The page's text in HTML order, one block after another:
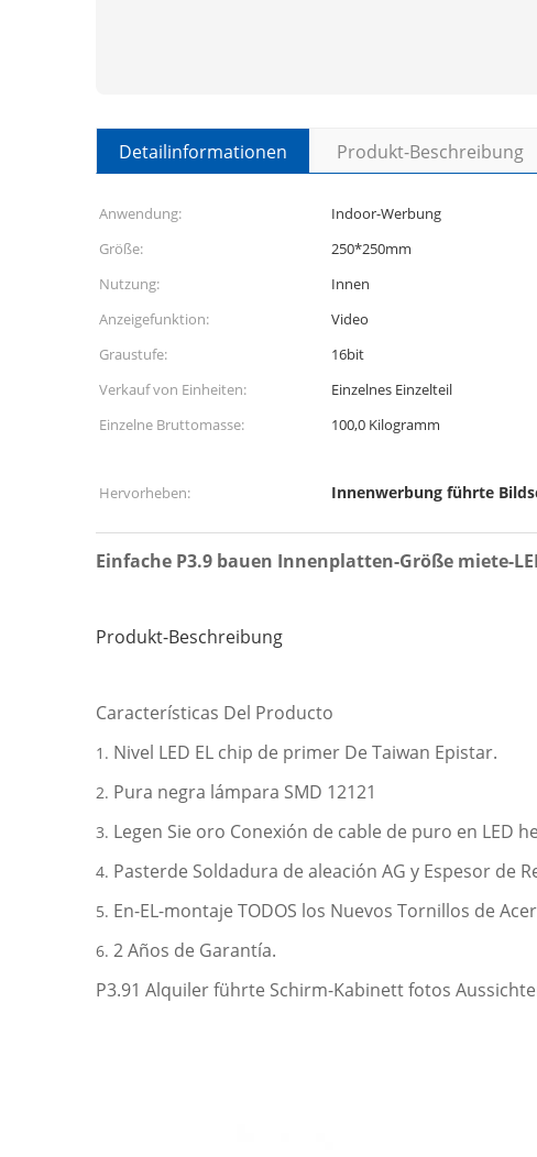
Detailinformationen Produkt-Beschreibung
Anwendung: Indoor-Werbung
Größe:
250*250mm
Nutzung:
Innen
Anzeigefunktion:
Video
Graustufe:
16bit
Verkauf von Einheiten:
Einzelnes Einzelteil
Einzelne Bruttomasse:
100,0 Kilogramm
Hervorheben:
Innenwerbung führte
Einfache P3.9 bauen Innenplatten-Größe miete-
Produkt-Beschreibung
Características Del Producto
1. Nivel LED EL chip de primer De Taiwan Epistar.
2. Pura negra lámpara SMD 12121
3. Legen Sie oro Conexión de cable de puro en LED
4. Pasterde Soldadura de aleación AG y Espesor de
5. En-EL-montaje TODOS los Nuevos Tornillos de
6. 2 Años de Garantía.
P3.91 Alquiler führte Schirm-Kabinett fotos